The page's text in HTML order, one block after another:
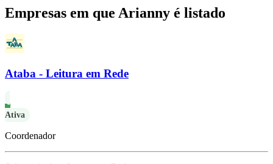
Empresas em que Arianny é listado
Ataba - Leitura em Rede
Ativa
Coordenador